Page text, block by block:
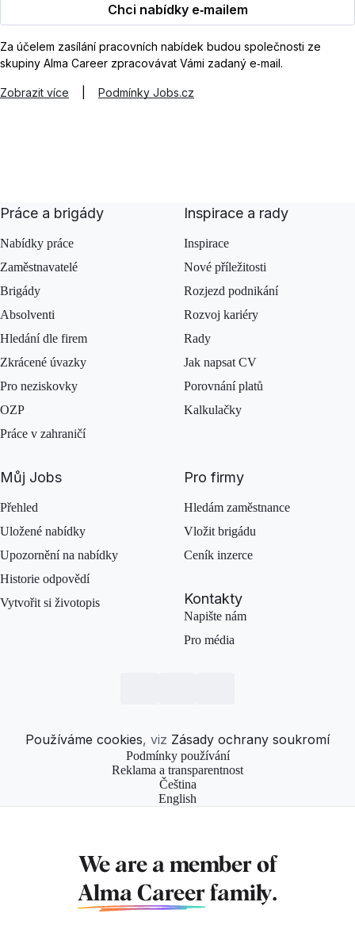
Chci nabídky e‑mailem
Za účelem zasílání pracovních nabídek budou společnosti ze
skupiny Alma Career zpracovávat Vámi zadaný e‑mail.
Zobrazit více Podmínky Jobs.cz
Práce a brigády
Nabídky práce
Zaměstnavatelé
Brigády
Absolventi
Hledání dle firem
Zkrácené úvazky
Pro neziskovky
OZP
Práce v zahraničí
Inspirace a rady
Inspirace
Nové příležitosti
Rozjezd podnikání
Rozvoj kariéry
Rady
Jak napsat CV
Porovnání platů
Kalkulačky
Můj Jobs
Přehled
Uložené nabídky
Upozornění na nabídky
Historie odpovědí
Vytvořit si životopis
Pro firmy
Hledám zaměstnance
Vložit brigádu
Ceník inzerce
Kontakty
Napište nám
Pro média
Používáme cookies, viz Zásady ochrany soukromí
Podmínky používání
Reklama a transparentnost
Čeština
English
We are a member of
Alma Career family.